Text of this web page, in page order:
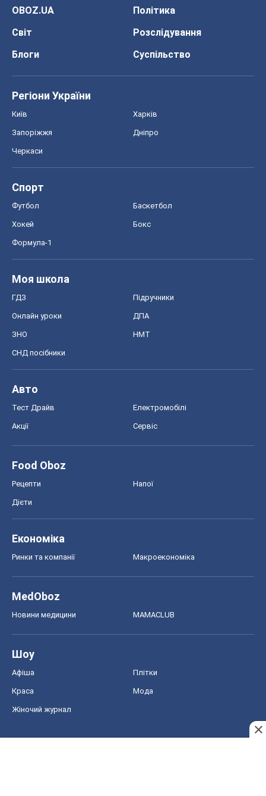
OBOZ.UA
Політика
Світ
Розслідування
Блоги
Суспільство
Регіони України
Київ Харків
Запоріжжя Дніпро
Черкаси
Спорт
Футбол Баскетбол
Хокей Бокс
Формула-1
Моя школа
ГДЗ Підручники
Онлайн уроки ДПА
ЗНО НМТ
СНД посібники
Авто
Тест Драйв Електромобілі
Акції Сервіс
Food Oboz
Рецепти Напої
Дієти
Економіка
Ринки та компанії Макроекономіка
MedOboz
Новини медицини MAMACLUB
Шоу
Афіша Плітки
Краса Мода
Жіночий журнал